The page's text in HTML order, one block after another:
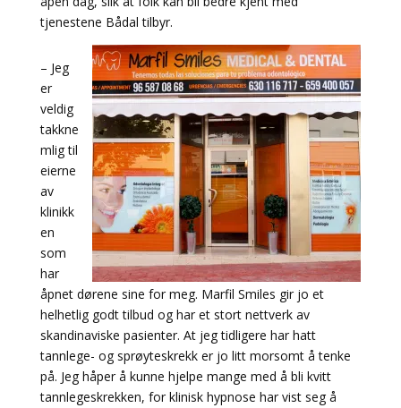
tjenestene Bådal tilbyr.
– Jeg
er
veldig
takkne
mlig til
eierne
av
klinikk
en
som
har
åpnet dørene sine for meg. Marfil Smiles gir jo et
helhetlig godt tilbud og har et stort nettverk av
skandinaviske pasienter. At jeg tidligere har hatt
tannlege- og sprøyteskrekk er jo litt morsomt å tenke
på. Jeg håper å kunne hjelpe mange med å bli kvitt
tannlegeskrekken, for klinisk hypnose har vist seg å